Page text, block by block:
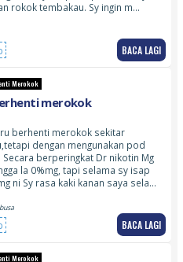
rokok tembakau. Sy ingin m…
BACA LAGI
Merokok
merokok
berhenti merokok sekitar
dengan mengunakan pod
berperingkat Dr nikotin Mg
la 0%mg, tapi selama sy isap
ni Sy rasa kaki kanan saya sela…
BACA LAGI
Merokok